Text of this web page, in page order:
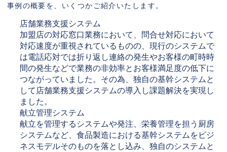
事例の概要を、いくつかご紹介いたします。
店舗業務支援システム
加盟店の対応窓口業務において、問合せ対応において
対応速度が重視されているものの、現行のシステムで
は電話応対では折り返し連絡の発生やお客様の町時時
間の発生などで業務の非効率とお客様満足度の低下に
つながっていました。その為、独自の基幹システムと
して店舗業務支援システムの導入し課題解決を実現し
ました。
献立管理システム
献立を管理するシステムや発注、栄養管理を担う厨房
システムなど、食品製造における基幹システムをビジ
ネスモデルそのものを落とし込み、独自のシステムと